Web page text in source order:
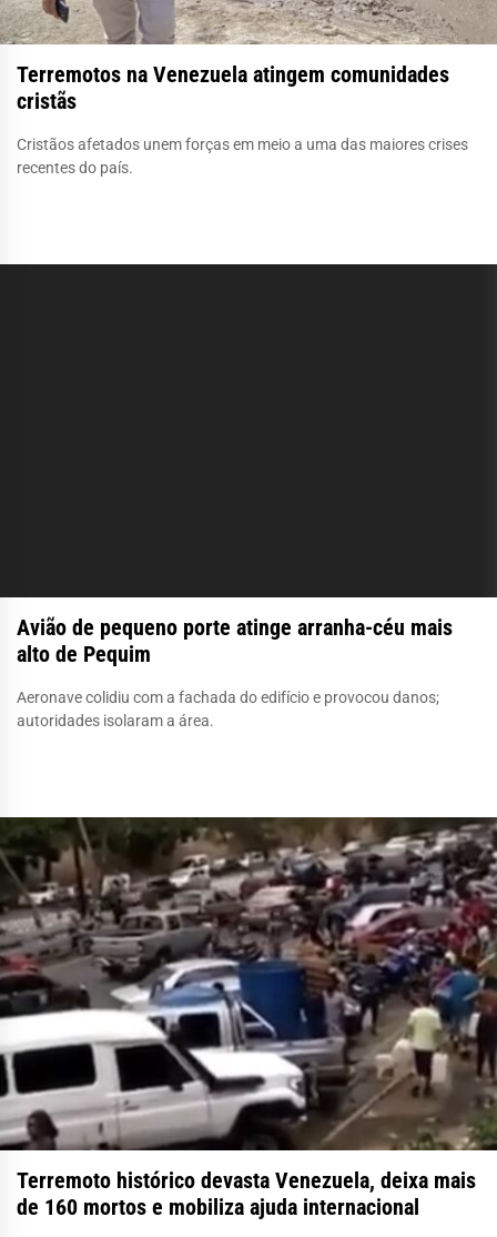
Terremotos na Venezuela atingem comunidades
cristãs
Cristãos afetados unem forças em meio a uma das maiores crises
recentes do país.
Avião de pequeno porte atinge arranha-céu mais
alto de Pequim
Aeronave colidiu com a fachada do edifício e provocou danos;
autoridades isolaram a área.
Terremoto histórico devasta Venezuela, deixa mais
de 160 mortos e mobiliza ajuda internacional